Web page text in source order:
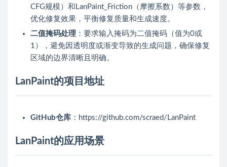
CFG规模）和LanPaint_Friction（摩擦系数）等参数，
优化修复效果，平衡修复质量和生成速度。
二值掩码处理 ：要求输入掩码为二值掩码（值为0或
1），避免因透明度或渐变导致的生成问题，确保修复
区域的边界清晰且明确。
LanPaint的项目地址
GitHub仓库 ：https://github.com/scraed/LanPaint
LanPaint的应用场景